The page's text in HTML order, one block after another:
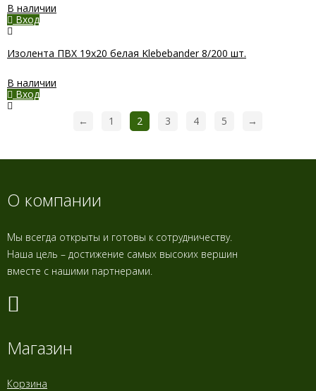
В наличии
Вход
Изолента ПВХ 19х20 белая Klebebander 8/200 шт.
В наличии
Вход
←
1 2 3 4 5 →
О компании
Мы всегда открыты и готовы к сотрудничеству.
Наша цель – достижение самых высоких вершин
вместе с нашими партнерами.
Магазин
Корзина